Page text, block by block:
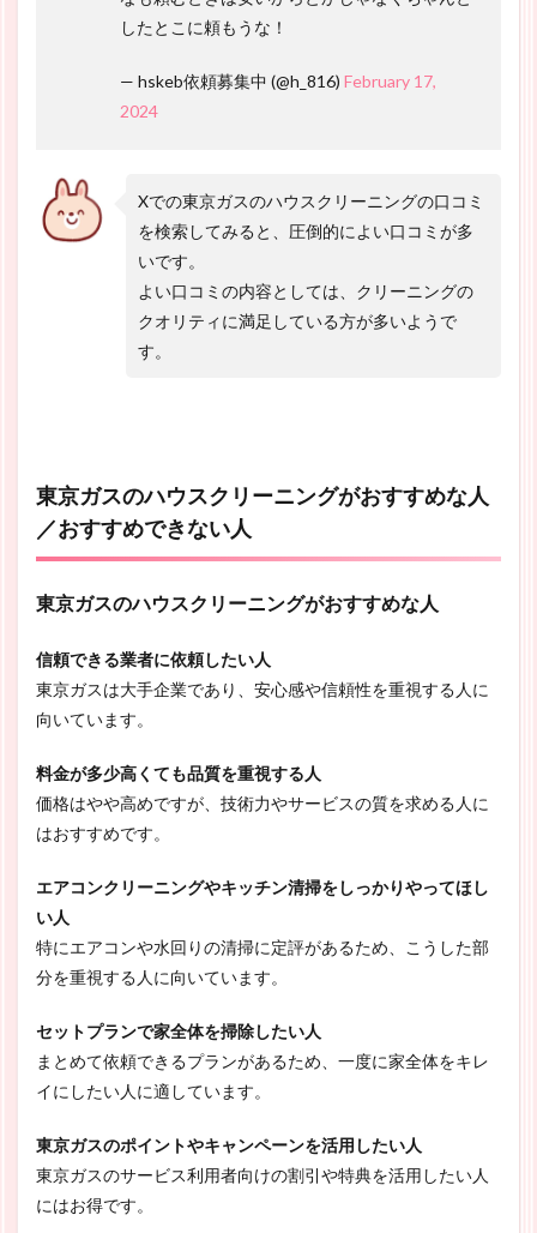
したとこに頼もうな！
— hskeb依頼募集中 (@h_816) February 17,
2024
Xでの東京ガスのハウスクリーニングの口コミ
を検索してみると、圧倒的によい口コミが多
いです。
よい口コミの内容としては、クリーニングの
クオリティに満足している方が多いようで
す。
東京ガスのハウスクリーニングがおすすめな人
／おすすめできない人
東京ガスのハウスクリーニングがおすすめな人
信頼できる業者に依頼したい人
東京ガスは大手企業であり、安心感や信頼性を重視する人に
向いています。
料金が多少高くても品質を重視する人
価格はやや高めですが、技術力やサービスの質を求める人に
はおすすめです。
エアコンクリーニングやキッチン清掃をしっかりやってほし
い人
特にエアコンや水回りの清掃に定評があるため、こうした部
分を重視する人に向いています。
セットプランで家全体を掃除したい人
まとめて依頼できるプランがあるため、一度に家全体をキレ
イにしたい人に適しています。
東京ガスのポイントやキャンペーンを活用したい人
東京ガスのサービス利用者向けの割引や特典を活用したい人
にはお得です。